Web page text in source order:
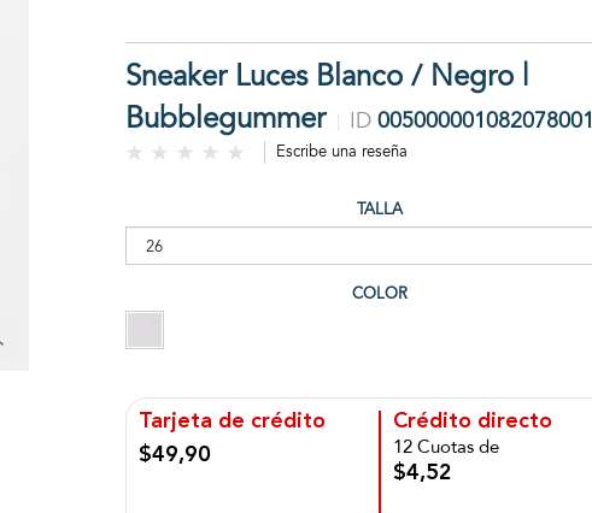
Sneaker Luces Blanco / Negro |
Bubblegummer
ID 005000001082078001
Escribe una reseña
TALLA
COLOR
Tarjeta de crédito
$49,90
Crédito directo
12 Cuotas de
$4,52